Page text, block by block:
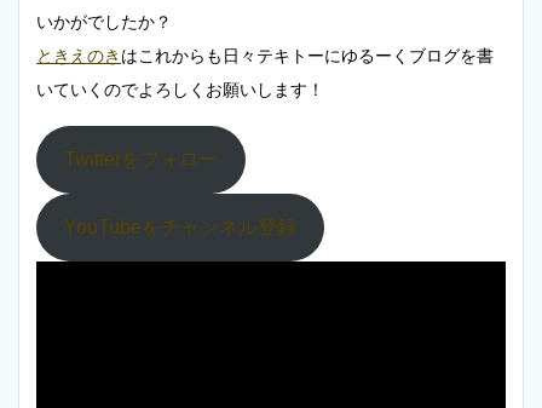
いかがでしたか？
ときえのき はこれからも日々テキトーにゆるーくブログを書
いていくのでよろしくお願いします！
Twitterをフォロー
YouTubeをチャンネル登録